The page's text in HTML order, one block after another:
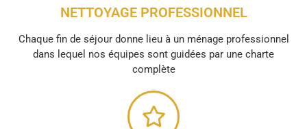
NETTOYAGE PROFESSIONNEL
Chaque fin de séjour donne lieu à un ménage professionnel
dans lequel nos équipes sont guidées par une charte
complète